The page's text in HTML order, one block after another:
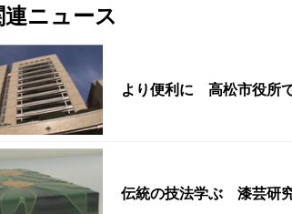
連ニュース
より便利に 高松市役所
伝統の技法学ぶ 漆芸研